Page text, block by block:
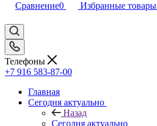
Сравнение0 Избранные товары
Телефоны
+7 916 583-87-00
Главная
Сегодня актуально
Назад
Сегодня актуально